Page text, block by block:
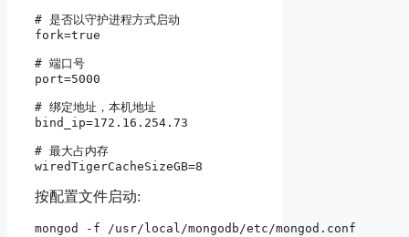
# 是否以守护进程方式启动
fork=true
# 端口号
port=5000
# 绑定地址，本机地址
bind_ip=172.16.254.73
# 最大占内存
wiredTigerCacheSizeGB=8
按配置文件启动:
mongod -f /usr/local/mongodb/etc/mongod.conf